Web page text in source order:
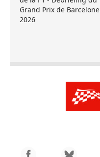
Grand Prix de Barcelone
2026